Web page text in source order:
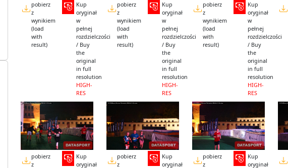
pobierz
z
wynikiem
(load
with
result)
Kup
oryginał
w
pełnej
rozdzielczości
/ Buy
the
original
in full
resolution
HIGH-
RES
pobierz
z
wynikiem
(load
with
result)
Kup
oryginał
w
pełnej
rozdzielczości
/ Buy
the
original
in full
resolution
HIGH-
RES
pobierz
z
wynikiem
(load
with
result)
Kup
oryginał
w
pełnej
rozdzielczości
/ Buy
the
original
in full
resolution
HIGH-
RES
pobierz
z
Kup
oryginał
pobierz
z
Kup
oryginał
pobierz
z
Kup
oryginał